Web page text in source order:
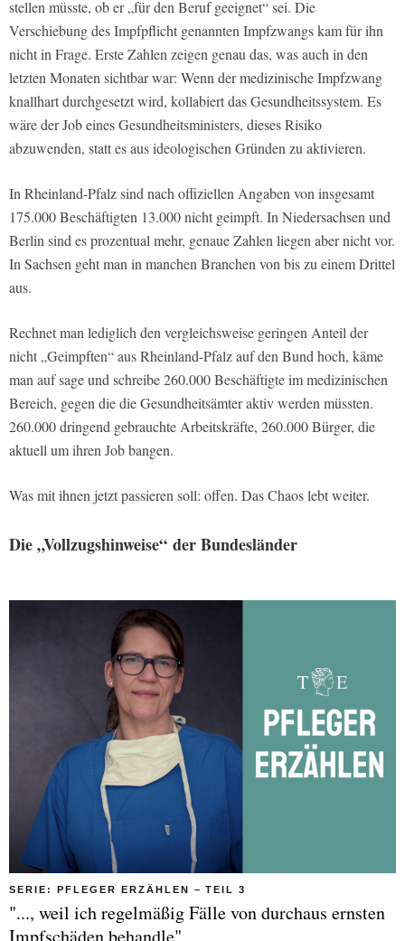
stellen müsste, ob er „für den Beruf geeignet“ sei. Die
Verschiebung des Impfpflicht genannten Impfzwangs kam für ihn
nicht in Frage. Erste Zahlen zeigen genau das, was auch in den
letzten Monaten sichtbar war: Wenn der medizinische Impfzwang
knallhart durchgesetzt wird, kollabiert das Gesundheitssystem. Es
wäre der Job eines Gesundheitsministers, dieses Risiko
abzuwenden, statt es aus ideologischen Gründen zu aktivieren.
In Rheinland-Pfalz sind nach offiziellen Angaben von insgesamt
175.000 Beschäftigten 13.000 nicht geimpft. In Niedersachsen und
Berlin sind es prozentual mehr, genaue Zahlen liegen aber nicht vor.
In Sachsen geht man in manchen Branchen von bis zu einem Drittel
aus.
Rechnet man lediglich den vergleichsweise geringen Anteil der
nicht „Geimpften“ aus Rheinland-Pfalz auf den Bund hoch, käme
man auf sage und schreibe 260.000 Beschäftigte im medizinischen
Bereich, gegen die die Gesundheitsämter aktiv werden müssten.
260.000 dringend gebrauchte Arbeitskräfte, 260.000 Bürger, die
aktuell um ihren Job bangen.
Was mit ihnen jetzt passieren soll: offen. Das Chaos lebt weiter.
Die „Vollzugshinweise“ der Bundesländer
SERIE: PFLEGER ERZÄHLEN – TEIL 3
"..., weil ich regelmäßig Fälle von durchaus ernsten
Impfschäden behandle"